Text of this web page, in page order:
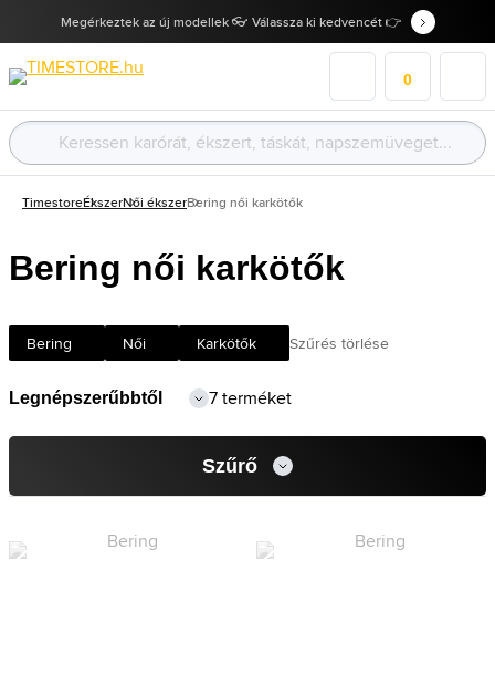
Megérkeztek az új modellek 👓 Válassza ki kedvencét 👉
0
TimestoreÉkszerNői ékszerBering női karkötők
Bering női karkötők
Bering Női Karkötők Szűrés törlése
7 terméket
Szűrő